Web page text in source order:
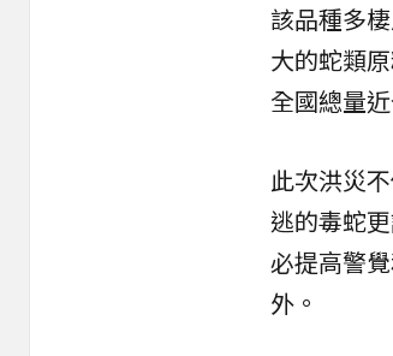
該品種多
大的蛇類
全國總量
此次洪災
逃的毒蛇
必提高警
外。